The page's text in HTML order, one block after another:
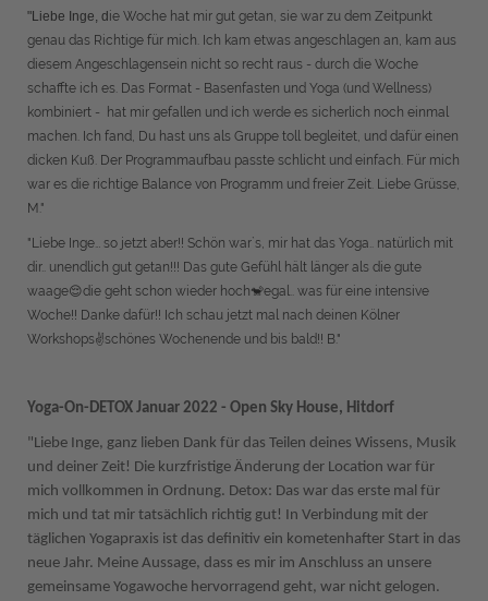
"Liebe Inge, d ie Woche hat mir gut getan, sie war zu dem Zeitpunkt
genau das Richtige für mich. Ich kam etwas angeschlagen an, kam aus
diesem Angeschlagensein nicht so recht raus - durch die Woche
schaffte ich es. Das Format - Basenfasten und Yoga (und Wellness)
kombiniert - hat mir gefallen und ich werde es sicherlich noch einmal
machen. Ich fand, Du hast uns als Gruppe toll begleitet, und dafür einen
dicken Kuß. Der Programmaufbau passte schlicht und einfach. Für mich
war es die richtige Balance von Programm und freier Zeit. Liebe Grüsse,
M."
"Liebe Inge… so jetzt aber!! Schön war`s, mir hat das Yoga.. natürlich mit
dir.. unendlich gut getan!!! Das gute Gefühl hält länger als die gute
waage😌die geht schon wieder hoch🐒egal.. was für eine intensive
Woche!! Danke dafür!! Ich schau jetzt mal nach deinen Kölner
Workshops✌️schönes Wochenende und bis bald!! B."
Yoga-On-DETOX Januar 2022 - Open Sky House, Hitdorf
"Liebe Inge, ganz lieben Dank für das Teilen deines Wissens, Musik
und deiner Zeit! Die kurzfristige Änderung der Location war für
mich vollkommen in Ordnung. Detox: Das war das erste mal für
mich und tat mir tatsächlich richtig gut! In Verbindung mit der
täglichen Yogapraxis ist das definitiv ein kometenhafter Start in das
neue Jahr. Meine Aussage, dass es mir im Anschluss an unsere
gemeinsame Yogawoche hervorragend geht, war nicht gelogen.